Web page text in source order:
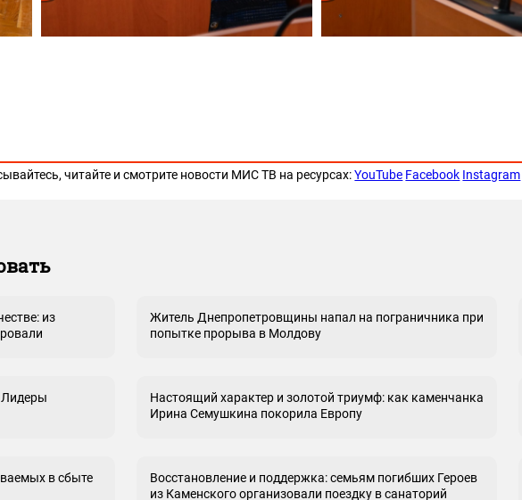
читайте и смотрите новости МИС ТВ на ресурсах:YouTube Facebook Instagram
из
Житель Днепропетровщины напал на пограничника при
попытке прорыва в Молдову
Лидеры
Настоящий характер и золотой триумф: как каменчанка
Ирина Семушкина покорила Европу
в сбыте
Восстановление и поддержка: семьям погибших Героев
из Каменского организовали поездку в санаторий